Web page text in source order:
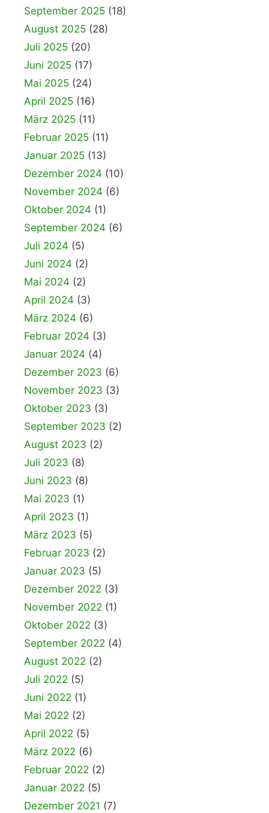
September 2025 (18)
August 2025 (28)
Juli 2025 (20)
Juni 2025 (17)
Mai 2025 (24)
April 2025 (16)
März 2025 (11)
Februar 2025 (11)
Januar 2025 (13)
Dezember 2024 (10)
November 2024 (6)
Oktober 2024 (1)
September 2024 (6)
Juli 2024 (5)
Juni 2024 (2)
Mai 2024 (2)
April 2024 (3)
März 2024 (6)
Februar 2024 (3)
Januar 2024 (4)
Dezember 2023 (6)
November 2023 (3)
Oktober 2023 (3)
September 2023 (2)
August 2023 (2)
Juli 2023 (8)
Juni 2023 (8)
Mai 2023 (1)
April 2023 (1)
März 2023 (5)
Februar 2023 (2)
Januar 2023 (5)
Dezember 2022 (3)
November 2022 (1)
Oktober 2022 (3)
September 2022 (4)
August 2022 (2)
Juli 2022 (5)
Juni 2022 (1)
Mai 2022 (2)
April 2022 (5)
März 2022 (6)
Februar 2022 (2)
Januar 2022 (5)
Dezember 2021 (7)